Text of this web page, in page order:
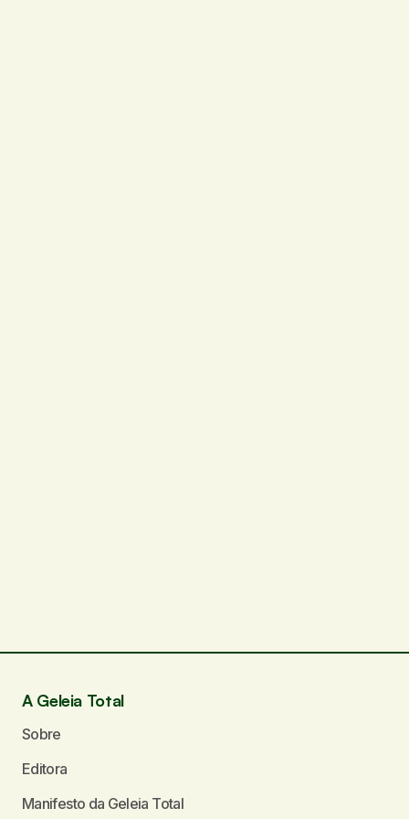
A Geleia Total
Sobre
Editora
Manifesto da Geleia Total